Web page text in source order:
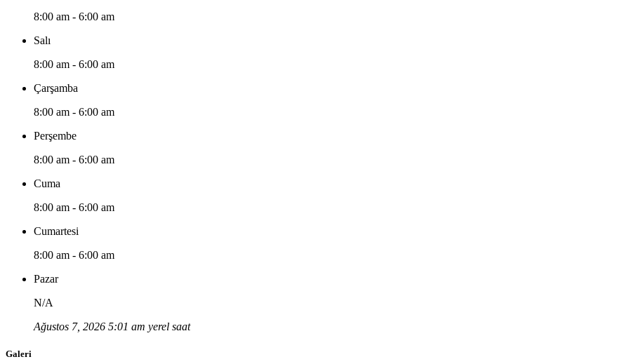
8:00 am - 6:00 am
Salı
8:00 am - 6:00 am
Çarşamba
8:00 am - 6:00 am
Perşembe
8:00 am - 6:00 am
Cuma
8:00 am - 6:00 am
Cumartesi
8:00 am - 6:00 am
Pazar
N/A
Ağustos 7, 2026 5:01 am yerel saat
Galeri